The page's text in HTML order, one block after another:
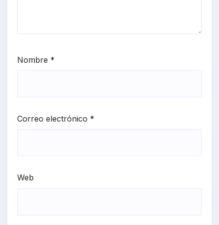
Nombre *
Correo electrónico *
Web